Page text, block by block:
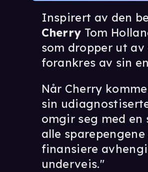
Inspirert av den
Cherry Tom
som dropper ut
forankres av sin
Når Cherry
sin
omgir seg med
alle
finansiere
underveis."